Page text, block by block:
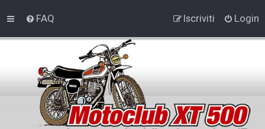
FAQ Login
Iscriviti